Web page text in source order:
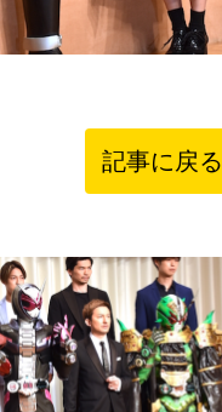
記事に戻る